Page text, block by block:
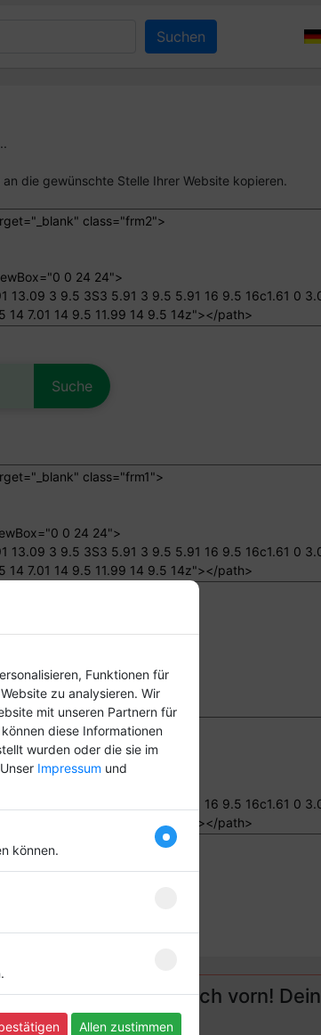
die gewünschte Stelle Ihrer Website kopieren.
ganz nach vorn! Dein
Funktionen für
zu analysieren. Wir
mit unseren Partnern für
diese Informationen
wurden oder die sie im
Impressum und
können.
Allen zustimmen